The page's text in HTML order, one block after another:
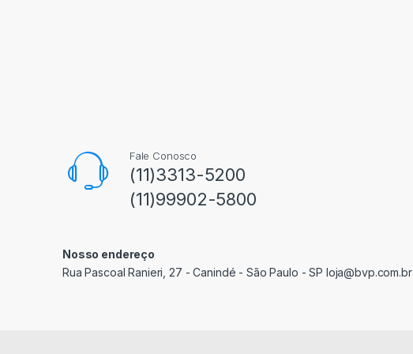
Fale Conosco
(11)3313-5200
(11)99902-5800
Nosso endereço
Rua Pascoal Ranieri, 27 - Canindé - São Paulo - SP loja@bvp.com.br